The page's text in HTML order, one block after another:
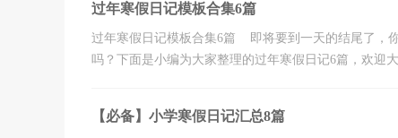
过年寒假日记模板合集6篇
过年寒假日记模板合集6篇 即将要到一天的结尾了，
吗？下面是小编为大家整理的过年寒假日记6篇，欢迎
【必备】小学寒假日记汇总8篇